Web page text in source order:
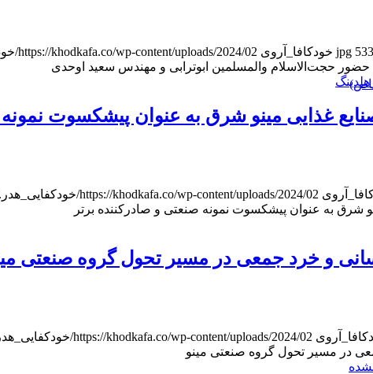
533 خودکافا_آر‌وی https://khodkafa.co/wp-content/uploads/2024/02/خودکفایی_هدر.jpg
حجت‌الاسلام والمسلمین ابوترابی و مهندس سعید اوحدی
هلدینگ
غذایی مینو شرق به عنوان پیشکسوت نمونه
https://khodkafa.co/wp-content/uploads/2024/02/خودکفایی_هدر.jpg
شرق به عنوان پیشکسوت نمونه صنعتی و صادرکننده برتر
و خرد جمعی در مسیر تحول گروه صنعتی
https://khodkafa.co/wp-content/uploads/2024/02/خودکفایی_هدر.jpg
در مسیر تحول گروه صنعتی مینو